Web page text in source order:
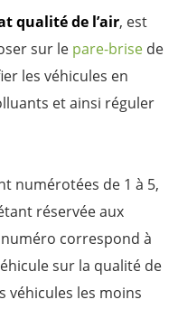
qualité de l’air, est
sur le pare-brise de
les véhicules en
et ainsi réguler
numérotées de 1 à 5,
réservée aux
numéro correspond à
sur la qualité de
véhicules les moins